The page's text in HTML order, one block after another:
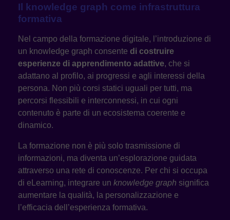
Il knowledge graph come infrastruttura
formativa
Nel campo della formazione digitale, l’introduzione di
un knowledge graph consente di costruire
esperienze di apprendimento adattive, che si
adattano al profilo, ai progressi e agli interessi della
persona. Non più corsi statici uguali per tutti, ma
percorsi flessibili e interconnessi, in cui ogni
contenuto è parte di un ecosistema coerente e
dinamico.
La formazione non è più solo trasmissione di
informazioni, ma diventa un’esplorazione guidata
attraverso una rete di conoscenze. Per chi si occupa
di eLearning, integrare un knowledge graph significa
aumentare la qualità, la personalizzazione e
l’efficacia dell’esperienza formativa.